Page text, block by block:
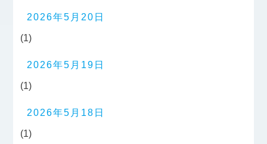
2026年5月20日
(1)
2026年5月19日
(1)
2026年5月18日
(1)